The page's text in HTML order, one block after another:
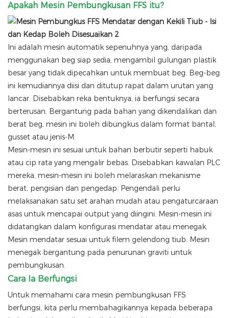
Apakah Mesin Pembungkusan FFS itu?
Ini adalah mesin automatik sepenuhnya yang, daripada
menggunakan beg siap sedia, mengambil gulungan plastik
besar yang tidak dipecahkan untuk membuat beg. Beg-beg
ini kemudiannya diisi dan ditutup rapat dalam urutan yang
lancar. Disebabkan reka bentuknya, ia berfungsi secara
berterusan. Bergantung pada bahan yang dikendalikan dan
berat beg, mesin ini boleh dibungkus dalam format bantal,
gusset atau jenis-M.
Mesin-mesin ini sesuai untuk bahan berbutir seperti habuk
atau cip rata yang mengalir bebas. Disebabkan kawalan PLC
mereka, mesin-mesin ini boleh melaraskan mekanisme
berat, pengisian dan pengedap. Pengendali perlu
melaksanakan satu set arahan mudah atau pengaturcaraan
asas untuk mencapai output yang diingini. Mesin-mesin ini
didatangkan dalam konfigurasi mendatar atau menegak.
Mesin mendatar sesuai untuk filem gelendong tiub. Mesin
menegak bergantung pada penurunan graviti untuk
pembungkusan.
Cara Ia Berfungsi
Untuk memahami cara mesin pembungkusan FFS
berfungsi, kita perlu membahagikannya kepada beberapa